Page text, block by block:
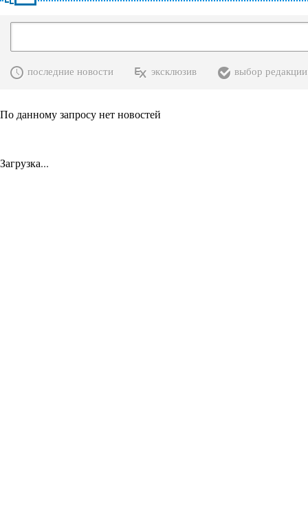
последние новости эксклюзив выбор редакции
По данному запросу нет новостей
Загрузка...